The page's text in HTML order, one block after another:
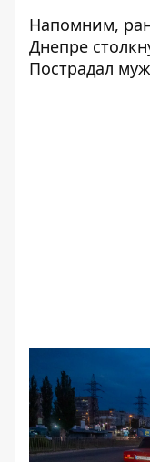
Напомним,
Днепре
Пострадал